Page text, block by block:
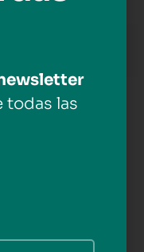
todas las